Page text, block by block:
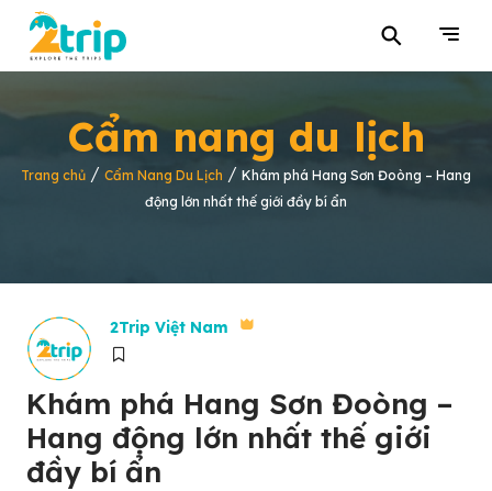
⚲
Cẩm nang du lịch
Trang chủ / Cẩm Nang Du Lịch / Khám phá Hang Sơn Đoòng – Hang
động lớn nhất thế giới đầy bí ẩn
2Trip Việt Nam
Khám phá Hang Sơn Đoòng –
Hang động lớn nhất thế giới
đầy bí ẩn